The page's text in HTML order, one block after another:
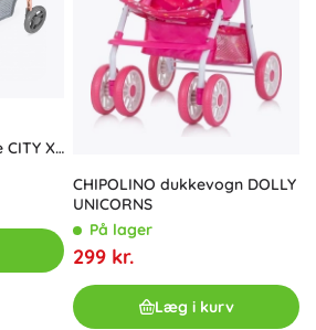
X
CHIPOLINO dukkevogn DOLLY
UNICORNS
På lager
299 kr.
Læg i kurv